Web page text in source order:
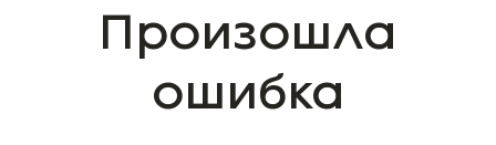
Произошла
ошибка